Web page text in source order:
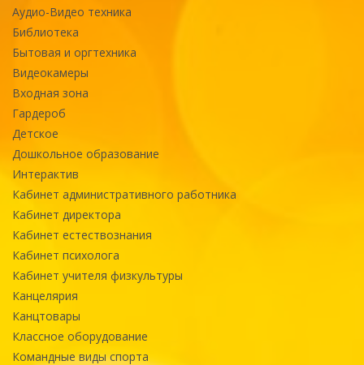
Аудио-Видео техника
Библиотека
Бытовая и оргтехника
Видеокамеры
Входная зона
Гардероб
Детское
Дошкольное образование
Интерактив
Кабинет административного работника
Кабинет директора
Кабинет естествознания
Кабинет психолога
Кабинет учителя физкультуры
Канцелярия
Канцтовары
Классное оборудование
Командные виды спорта